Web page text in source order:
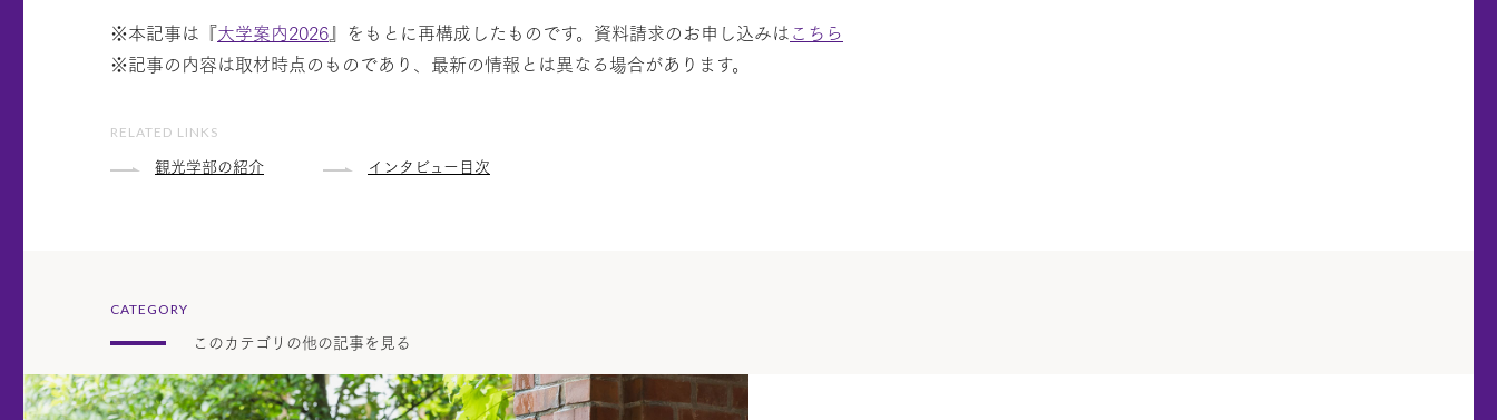
※本記事は『大学案内2026』をもとに再構成したものです。資料請求のお申し込みはこちら
※記事の内容は取材時点のものであり、最新の情報とは異なる場合があります。
RELATED LINKS
観光学部の紹介 インタビュー目次
CATEGORY
このカテゴリの他の記事を見る